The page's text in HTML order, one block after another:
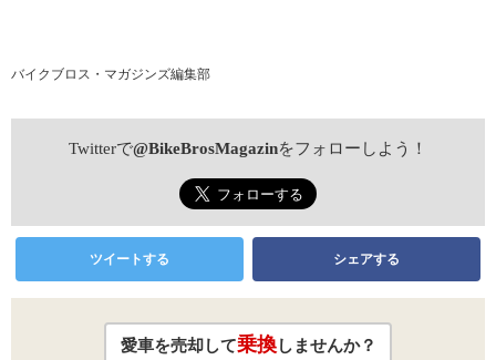
バイクブロス・マガジンズ編集部
Twitterで@BikeBrosMagazinをフォローしよう！
ツイートする シェアする
愛車を売却して乗換しませんか？